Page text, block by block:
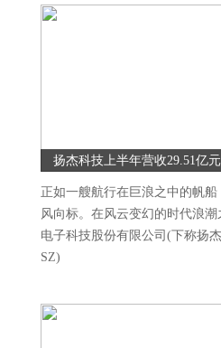
扬杰科技上半年营收29.51亿
正如一艘航行在巨浪之中的帆
风向标。在风云变幻的时代浪
电子科技股份有限公司(下称扬
SZ)